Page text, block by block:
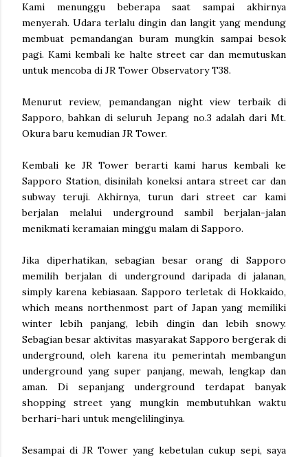
Kami menunggu beberapa saat sampai akhirnya
menyerah. Udara terlalu dingin dan langit yang mendung
membuat pemandangan buram mungkin sampai besok
pagi. Kami kembali ke halte street car dan memutuskan
untuk mencoba di JR Tower Observatory T38.
Menurut review, pemandangan night view terbaik di
Sapporo, bahkan di seluruh Jepang no.3 adalah dari Mt.
Okura baru kemudian JR Tower.
Kembali ke JR Tower berarti kami harus kembali ke
Sapporo Station, disinilah koneksi antara street car dan
subway teruji. Akhirnya, turun dari street car kami
berjalan melalui underground sambil berjalan-jalan
menikmati keramaian minggu malam di Sapporo.
Jika diperhatikan, sebagian besar orang di Sapporo
memilih berjalan di underground daripada di jalanan,
simply karena kebiasaan. Sapporo terletak di Hokkaido,
which means northenmost part of Japan yang memiliki
winter lebih panjang, lebih dingin dan lebih snowy.
Sebagian besar aktivitas masyarakat Sapporo bergerak di
underground, oleh karena itu pemerintah membangun
underground yang super panjang, mewah, lengkap dan
aman. Di sepanjang underground terdapat banyak
shopping street yang mungkin membutuhkan waktu
berhari-hari untuk mengelilinginya.
Sesampai di JR Tower yang kebetulan cukup sepi, saya